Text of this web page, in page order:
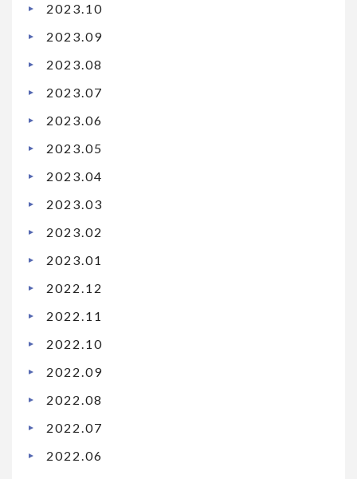
2023.10
2023.09
2023.08
2023.07
2023.06
2023.05
2023.04
2023.03
2023.02
2023.01
2022.12
2022.11
2022.10
2022.09
2022.08
2022.07
2022.06